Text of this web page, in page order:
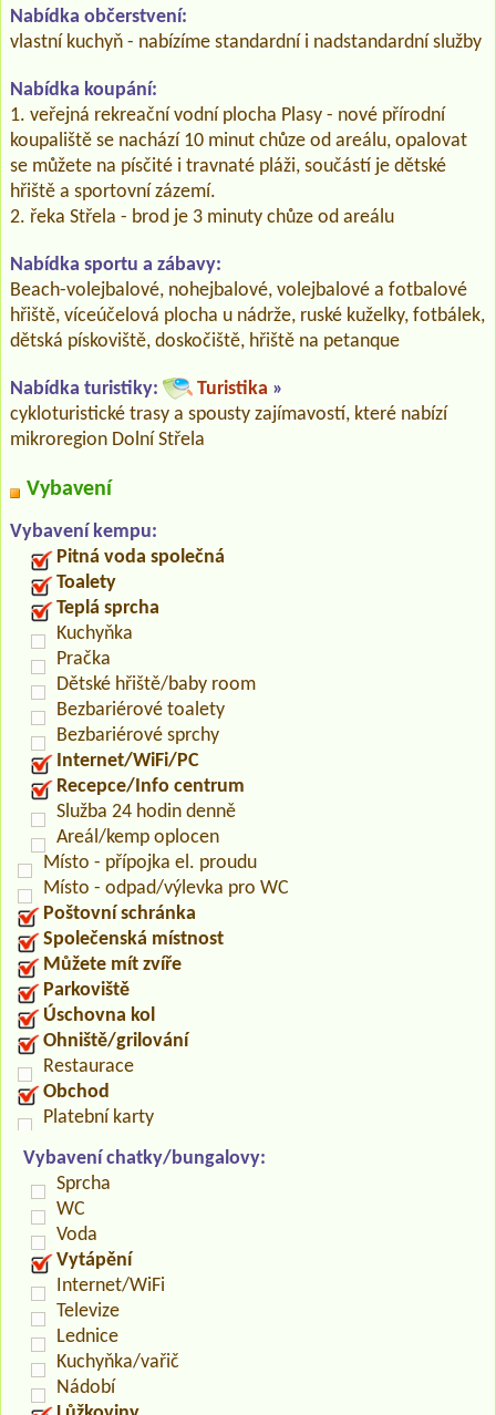
Nabídka občerstvení:
vlastní kuchyň - nabízíme standardní i nadstandardní služby
Nabídka koupání:
1. veřejná rekreační vodní plocha Plasy - nové přírodní
koupaliště se nachází 10 minut chůze od areálu, opalovat
se můžete na písčité i travnaté pláži, součástí je dětské
hřiště a sportovní zázemí.
2. řeka Střela - brod je 3 minuty chůze od areálu
Nabídka sportu a zábavy:
Beach-volejbalové, nohejbalové, volejbalové a fotbalové
hřiště, víceúčelová plocha u nádrže, ruské kuželky, fotbálek,
dětská pískoviště, doskočiště, hřiště na petanque
Nabídka turistiky: Turistika »
cykloturistické trasy a spousty zajímavostí, které nabízí
mikroregion Dolní Střela
Vybavení
Vybavení kempu:
Pitná voda společná
Toalety
Teplá sprcha
Kuchyňka
Pračka
Dětské hřiště/baby room
Bezbariérové toalety
Bezbariérové sprchy
Internet/WiFi/PC
Recepce/Info centrum
Služba 24 hodin denně
Areál/kemp oplocen
Místo - přípojka el. proudu
Místo - odpad/výlevka pro WC
Poštovní schránka
Společenská místnost
Můžete mít zvíře
Parkoviště
Úschovna kol
Ohniště/grilování
Restaurace
Obchod
Platební karty
Vybavení chatky/bungalovy:
Sprcha
WC
Voda
Vytápění
Internet/WiFi
Televize
Lednice
Kuchyňka/vařič
Nádobí